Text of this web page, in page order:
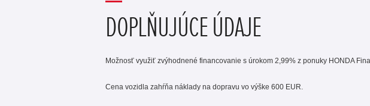
DOPLŇUJÚCE ÚDAJE
Možnosť využiť zvýhodnené financovanie s úrokom 2,99% z ponuky HONDA
Cena vozidla zahŕňa náklady na dopravu vo výške 600 EUR.